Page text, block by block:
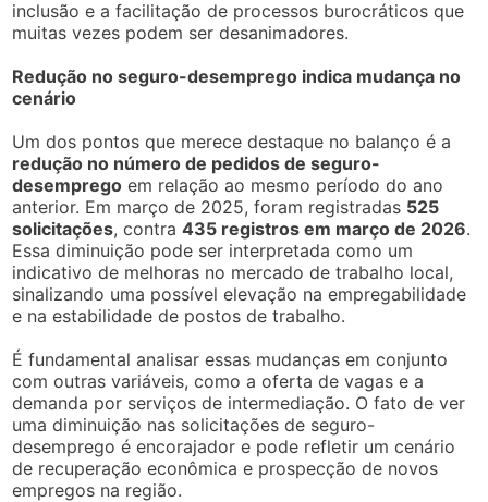
inclusão e a facilitação de processos burocráticos que
muitas vezes podem ser desanimadores.
Redução no seguro-desemprego indica mudança no
cenário
Um dos pontos que merece destaque no balanço é a
redução no número de pedidos de seguro-
desemprego em relação ao mesmo período do ano
anterior. Em março de 2025, foram registradas 525
solicitações, contra435 registros em março de 2026.
Essa diminuição pode ser interpretada como um
indicativo de melhoras no mercado de trabalho local,
sinalizando uma possível elevação na empregabilidade
e na estabilidade de postos de trabalho.
É fundamental analisar essas mudanças em conjunto
com outras variáveis, como a oferta de vagas e a
demanda por serviços de intermediação. O fato de ver
uma diminuição nas solicitações de seguro-
desemprego é encorajador e pode refletir um cenário
de recuperação econômica e prospecção de novos
empregos na região.